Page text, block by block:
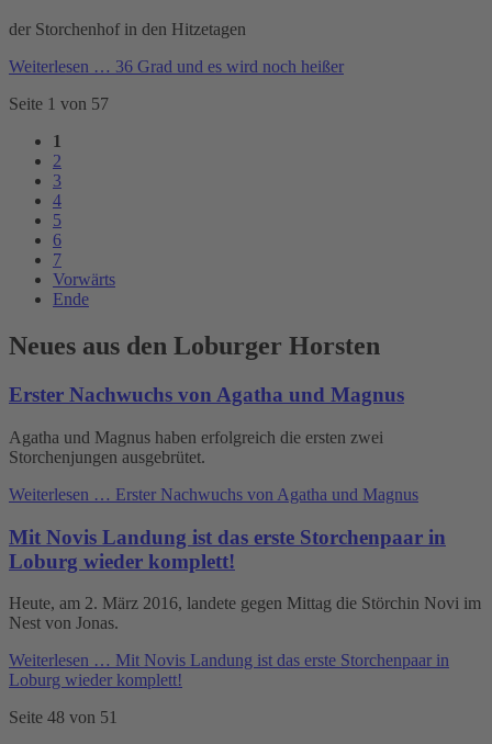
der Storchenhof in den Hitzetagen
Weiterlesen … 36 Grad und es wird noch heißer
Seite 1 von 57
1
2
3
4
5
6
7
Vorwärts
Ende
Neues aus den Loburger Horsten
Erster Nachwuchs von Agatha und Magnus
Agatha und Magnus haben erfolgreich die ersten zwei
Storchenjungen ausgebrütet.
Weiterlesen … Erster Nachwuchs von Agatha und Magnus
Mit Novis Landung ist das erste Storchenpaar in
Loburg wieder komplett!
Heute, am 2. März 2016, landete gegen Mittag die Störchin Novi im
Nest von Jonas.
Weiterlesen … Mit Novis Landung ist das erste Storchenpaar in
Loburg wieder komplett!
Seite 48 von 51